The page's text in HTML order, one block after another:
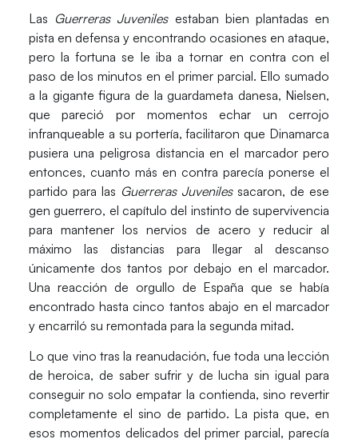
Las Guerreras Juveniles estaban bien plantadas en
pista en defensa y encontrando ocasiones en ataque,
pero la fortuna se le iba a tornar en contra con el
paso de los minutos en el primer parcial. Ello sumado
a la gigante figura de la guardameta danesa, Nielsen,
que pareció por momentos echar un cerrojo
infranqueable a su portería, facilitaron que Dinamarca
pusiera una peligrosa distancia en el marcadorpero
entonces, cuanto más en contra parecía ponerse el
partido para las Guerreras Juveniles sacaron, de ese
gen guerrero, el capítulo del instinto de supervivencia
para mantener los nervios de acero y reducir al
máximo las distancias para llegar al descanso
únicamente dos tantos por debajo en el marcador.
Una reacción de orgullo de España que se había
encontrado hasta cinco tantos abajo en el marcador
y encarriló su remontada para la segunda mitad.
Lo que vino tras la reanudación, fue toda una lección
de heroica, de saber sufrir y de lucha sin igual para
conseguir no solo empatar la contienda, sino revertir
completamente el sino de partido. La pista que, en
esos momentos delicados del primer parcial, parecía